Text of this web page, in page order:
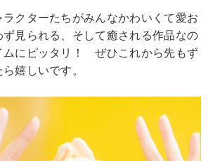
クターたちがみんなかわいくて愛お
ず見られる、そして癒される作品なの
ムにピッタリ！ ぜひこれから先もず
嬉しいです。